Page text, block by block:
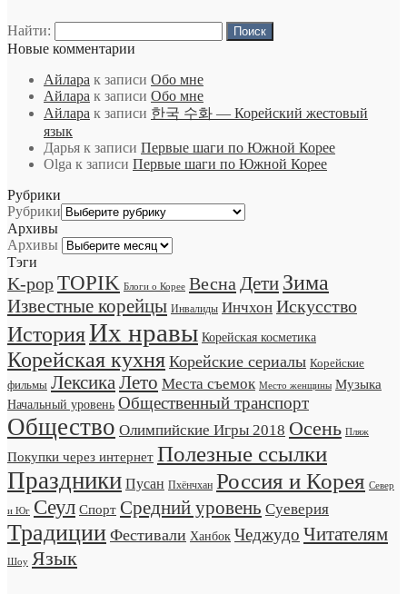
Найти:
Новые комментарии
Айлара к записи Обо мне
Айлара к записи Обо мне
Айлара к записи 한국 수화 — Корейский жестовый
язык
Дарья к записи Первые шаги по Южной Корее
Olga к записи Первые шаги по Южной Корее
Рубрики
Рубрики
Архивы
Архивы
Тэги
K-popTOPIK Блоги о Корее Весна Дети Зима
Известные корейцы Инвалиды Инчхон Искусство
ИсторияИх нравы Корейская косметика
Корейская кухня Корейские сериалы Корейские
фильмы Лексика Лето Места съемок Место женщины Музыка
Начальный уровень Общественный транспорт
Общество Олимпийские Игры 2018 Осень Пляж
Покупки через интернет Полезные ссылки
Праздники Пусан Пхёнчхан Россия и Корея Север
и Юг Сеул Спорт Средний уровень Суеверия
Традиции Фестивали Ханбок Чеджудо Читателям
Шоу Язык